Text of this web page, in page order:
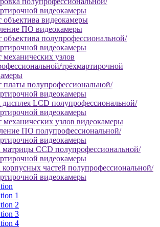
видеокамеры
объектива видеокамеры
ПО видеокамеры
объектива полупрофессиональной/
видеокамеры
механических узлов
трёхмартирочной
платы полупрофессиональной/
видеокамеры
дисплея LCD полупрофессиональной/
видеокамеры
механических узлов видеокамеры
ПО полупрофессиональной/
видеокамеры
матрицы CCD полупрофессиональной/
видеокамеры
корпусных частей полупрофессиональной/
видеокамеры
1
2
3
4